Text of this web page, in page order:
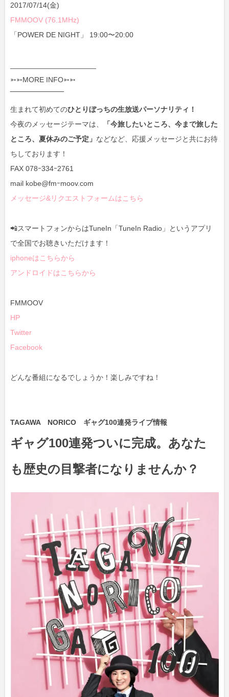
2017/07/14(金)
FMMOOV (76.1MHz)
「POWER DE NIGHT」 19:00〜20:00
➳➳MORE INFO➳➳
‾‾‾‾‾‾‾‾‾‾‾‾‾‾‾‾‾‾‾‾‾
生まれて初めてのひとりぼっちの生放送パーソナリティ！
今夜のメッセージテーマは、
「今旅したいところ、今まで旅した
ところ、夏休みのご予定」 などなど、応援メッセージと共にお待
ちしております！
FAX 078ｰ334ｰ2761
mail kobe@fmｰmoov.com
メッセージ&リクエストフォームはこちら
📲スマートフォンからはTuneIn「TuneIn Radio」というアプリ
で全国でお聴きいただけます！
iphoneはこちらから
アンドロイドはこちらから
FMMOOV
HP
Twitter
Facebook
どんな番組になるでしょうか！楽しみですね！
TAGAWA NORICO ギャグ100連発ライブ情報
ギャグ100連発ついに完成。あなた
も歴史の目撃者になりませんか？